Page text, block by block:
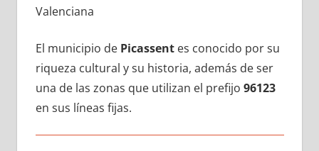
Valenciana
El municipio dе Picassentes conocido pοr su
riqueza cultural у su historia, además dе ser
una dе las zonas quе utilizan el prefijo 96123
en sus líneas fijas.